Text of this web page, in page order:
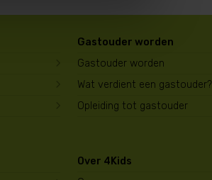
Gastouder worden
Gastouder worden
Wat verdient een gastouder?
Opleiding tot gastouder
Over 4Kids